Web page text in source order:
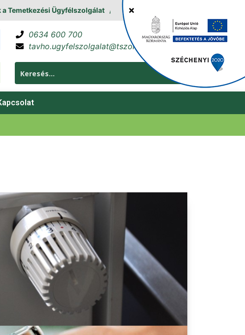
Ügyfélszolgálat
0634 600 700
tavho.ugyfelszolgalat@tszol.hu